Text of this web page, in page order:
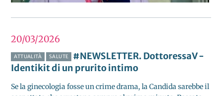
20/032026
ATTUALITÀ SALUTE
#NEWSLETTER. DottoressaV -
Identikit di un prurito intimo
Se la ginecologia fosse un crime drama, la Candida sarebbe il